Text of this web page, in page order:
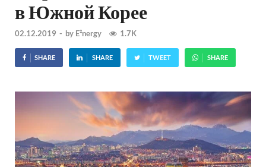
в Южной Корее
02.12.2019 - by E²nergy 1.7K
SHARE SHARE TWEET SHARE